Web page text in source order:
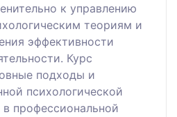
к управлению
теориям и
эффективности
Курс
подходы и
психологической
профессиональной